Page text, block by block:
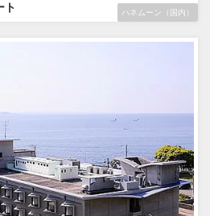
ハネムーン（国内）
ト